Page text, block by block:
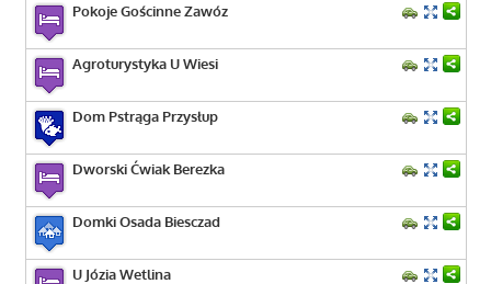
Pokoje Gościnne Zawóz
Agroturystyka U Wiesi
Dom Pstrąga Przysłup
Dworski Ćwiak Berezka
Domki Osada Biesczad
U Józia Wetlina